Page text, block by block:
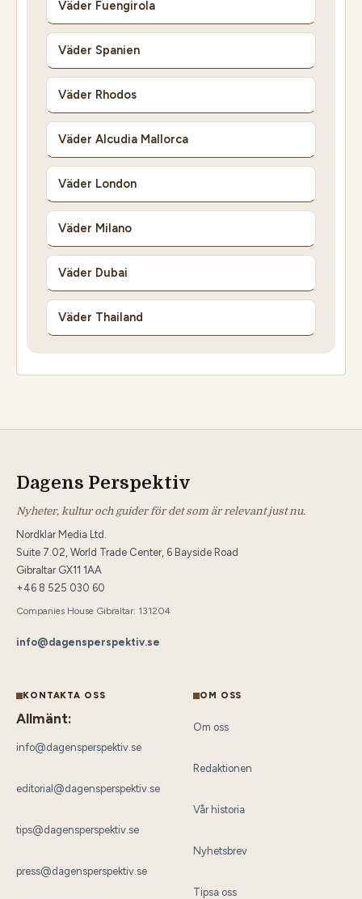
Väder Fuengirola
Väder Spanien
Väder Rhodos
Väder Alcudia Mallorca
Väder London
Väder Milano
Väder Dubai
Väder Thailand
Dagens Perspektiv
Nyheter, kultur och guider för det som är relevant just nu.
Nordklar Media Ltd.
Suite 7.02, World Trade Center, 6 Bayside Road
Gibraltar GX11 1AA
+46 8 525 030 60
Companies House Gibraltar: 131204
info@dagensperspektiv.se
KONTAKTA OSS
Allmänt:
info@dagensperspektiv.se
editorial@dagensperspektiv.se
tips@dagensperspektiv.se
press@dagensperspektiv.se
OM OSS
Om oss
Redaktionen
Vår historia
Nyhetsbrev
Tipsa oss